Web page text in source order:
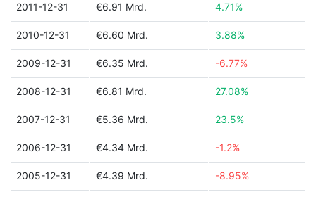
2011-12-31 €6.91 Mrd. 4.71%
2010-12-31 €6.60 Mrd. 3.88%
2009-12-31 €6.35 Mrd. -6.77%
2008-12-31 €6.81 Mrd. 27.08%
2007-12-31 €5.36 Mrd. 23.5%
2006-12-31 €4.34 Mrd. -1.2%
2005-12-31 €4.39 Mrd. -8.95%